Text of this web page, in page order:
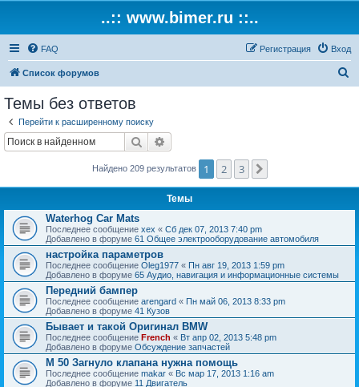
..:: www.bimer.ru ::..
FAQ Вход
Регистрация
Список форумов
Темы без ответов
Перейти к расширенному поиску
Поиск
Найдено 209 результатов 1 2 3
Темы
Waterhog Car Mats
Последнее сообщение xex « Сб дек 07, 2013 7:40 pm
Добавлено в форуме 61 Общее электрооборудование автомобиля
настройка параметров
Последнее сообщение Oleg1977 « Пн авг 19, 2013 1:59 pm
Добавлено в форуме 65 Аудио, навигация и информационные системы
Передний бампер
Последнее сообщение arengard « Пн май 06, 2013 8:33 pm
Добавлено в форуме 41 Кузов
Бывает и такой Оригинал BMW
Последнее сообщение French « Вт апр 02, 2013 5:48 pm
Добавлено в форуме Обсуждение запчастей
M 50 Загнуло клапана нужна помощь
Последнее сообщение makar « Вс мар 17, 2013 1:16 am
Добавлено в форуме 11 Двигатель